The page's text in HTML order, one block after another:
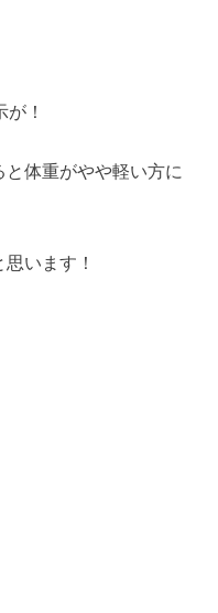
！
体重がやや軽い方に
います！